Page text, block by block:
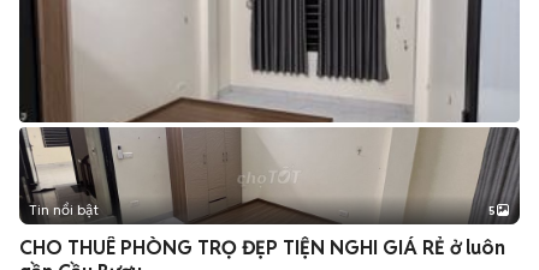
Tin nổi bật 5
CHO THUÊ PHÒNG TRỌ ĐẸP TIỆN NGHI GIÁ RẺ ở luôn